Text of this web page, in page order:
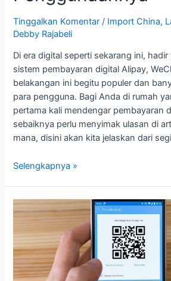
Tinggalkan Komentar / Import China,
Debby Rajabeli
Di era digital seperti sekarang ini,
sistem pembayaran digital Alipay,
belakangan ini begitu populer dan
para pengguna. Bagi Anda di rumah
pertama kali mendengar pembayaran
sebaiknya perlu menyimak ulasan di
mana, disini akan kita jelaskan dari
Pembayaran
WeChat
Pay
dan
Tata
Cara
Penggunaannya
Selengkapnya »